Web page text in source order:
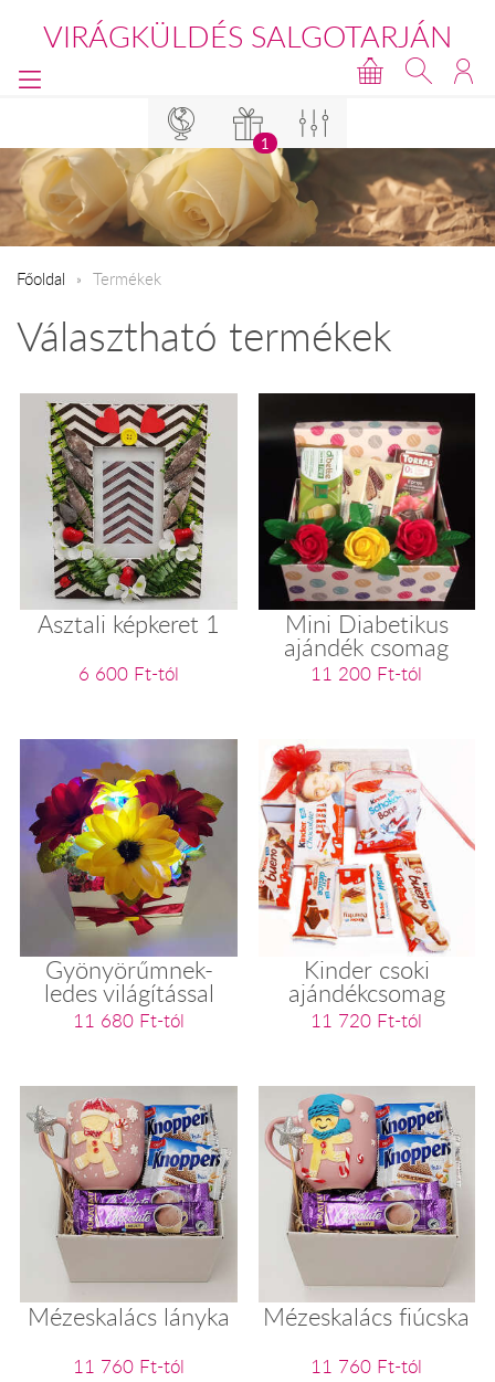
VIRÁGKÜLDÉS SALGOTARJÁN
1
Főoldal Termékek
Választható termékek
Asztali képkeret 1
6 600 Ft-tól
Mini Diabetikus
ajándék csomag
11 200 Ft-tól
Gyönyörűmnek-
ledes világítással
11 680 Ft-tól
Kinder csoki
ajándékcsomag
11 720 Ft-tól
Mézeskalács lányka
11 760 Ft-tól
Mézeskalács fiúcska
11 760 Ft-tól